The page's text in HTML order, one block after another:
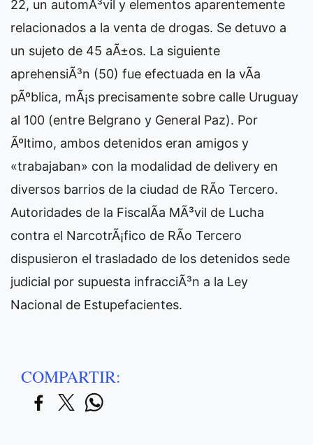
22, un automÃ³vil y elementos aparentemente
relacionados a la venta de drogas. Se detuvo a
un sujeto de 45 aÃ±os. La siguiente
aprehensiÃ³n (50) fue efectuada en la vÃ­a
pÃºblica, mÃ¡s precisamente sobre calle Uruguay
al 100 (entre Belgrano y General Paz). Por
Ãºltimo, ambos detenidos eran amigos y
«trabajaban» con la modalidad de delivery en
diversos barrios de la ciudad de RÃ­o Tercero.
Autoridades de la FiscalÃ­a MÃ³vil de Lucha
contra el NarcotrÃ¡fico de RÃ­o Tercero
dispusieron el trasladado de los detenidos sede
judicial por supuesta infracciÃ³n a la Ley
Nacional de Estupefacientes.
COMPARTIR: